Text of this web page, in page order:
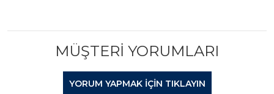
MÜŞTERI YORUMLARI
YORUM YAPMAK IÇIN TIKLAYIN